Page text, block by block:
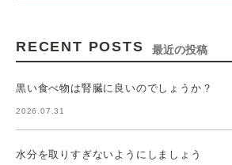
RECENT POSTS 最近の投稿
黒い食べ物は腎臓に良いのでしょうか？
2026.07.31
水分を取りすぎないようにしましょう